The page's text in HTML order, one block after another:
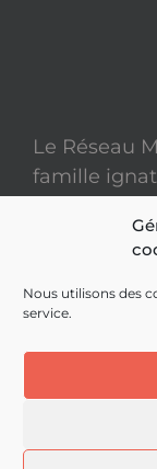
Nous utilisons des
service.
Le Réseau
famille
Mentions
Politique de